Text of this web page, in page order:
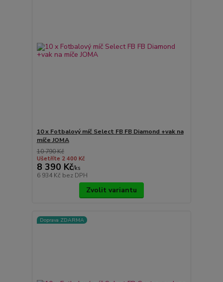
10 x Fotbalový míč Select FB FB Diamond +vak na
míče JOMA
10 790 Kč
Ušetříte 2 400 Kč
8 390 Kč/ks
6 934 Kč bez DPH
Zvolit variantu
Doprava ZDARMA